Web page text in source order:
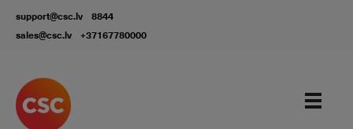
support@csc.lv
8844
sales@csc.lv
+37167780000